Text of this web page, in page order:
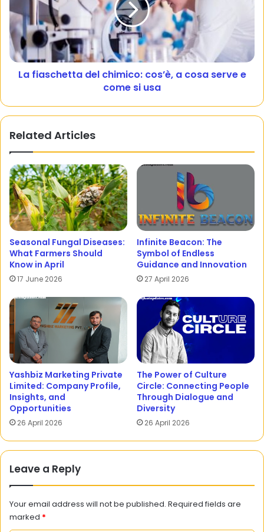
La fiaschetta del chimico: cos’è, a cosa serve e
come si usa
Related Articles
Seasonal Fungal Diseases:
What Farmers Should
Know in April
17 June 2026
Infinite Beacon: The
Symbol of Endless
Guidance and Innovation
27 April 2026
Yashbiz Marketing Private
Limited: Company Profile,
Insights, and
Opportunities
26 April 2026
The Power of Culture
Circle: Connecting People
Through Dialogue and
Diversity
26 April 2026
Leave a Reply
Your email address will not be published. Required fields are
marked *